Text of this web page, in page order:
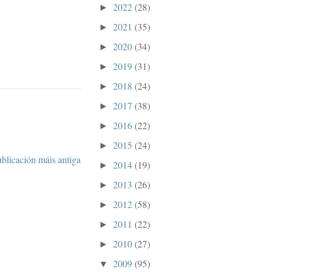
máis antiga
► 2022(28)
► 2021 (35)
► 2020(34)
► 2019(31)
► 2018 (24)
► 2017 (38)
► 2016(22)
► 2015 (24)
► 2014(19)
► 2013 (26)
► 2012(58)
► 2011 (22)
► 2010(27)
▼ 2009(95)